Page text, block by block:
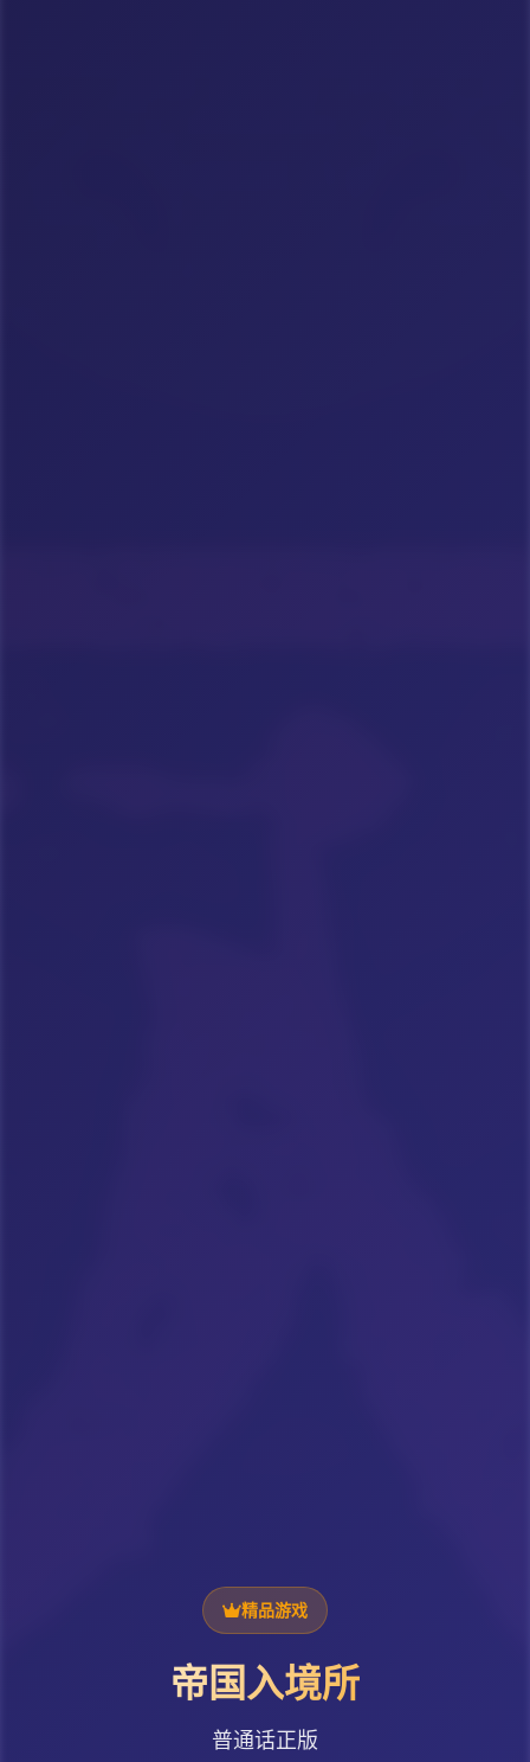
精品游戏
帝国入境所
普通话正版